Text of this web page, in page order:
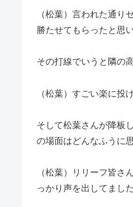
（松葉）言われた通り
勝たせてもらったと思い
その打線でいうと隣の
（松葉）すごい楽に投
そして松葉さんが降板
の場面はどんなふうに
（松葉）リリーフ皆さ
っかり声を出してました